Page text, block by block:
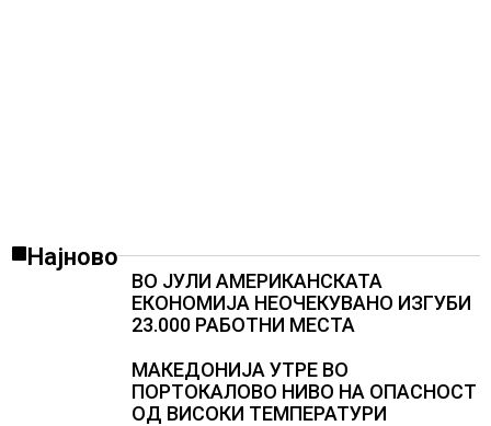
Најново
ВО ЈУЛИ АМЕРИКАНСКАТА
ЕКОНОМИЈА НЕОЧЕКУВАНО ИЗГУБИ
23.000 РАБОТНИ МЕСТА
МАКЕДОНИЈА УТРЕ ВО
ПОРТОКАЛОВО НИВО НА ОПАСНОСТ
ОД ВИСОКИ ТЕМПЕРАТУРИ